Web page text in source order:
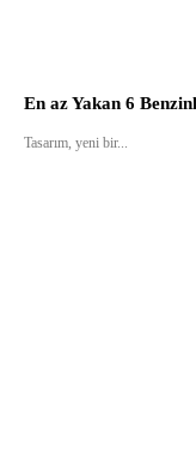
En az Yakan 6
Tasarım, yeni bir...